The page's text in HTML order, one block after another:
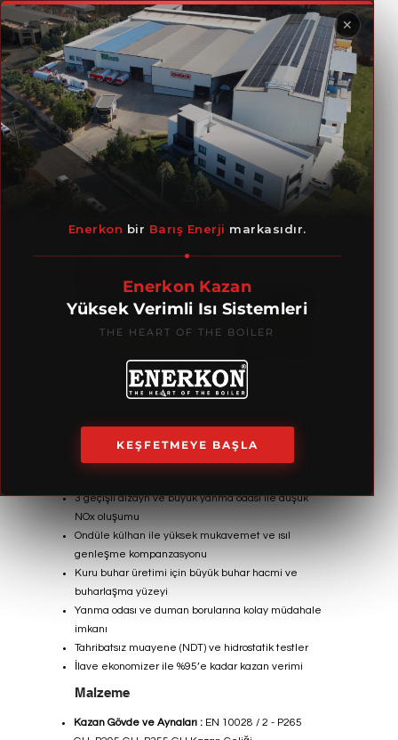
✕
Enerkon bir Barış Enerji markasıdır.
Enerkon Kazan
Yüksek Verimli Isı Sistemleri
THE HEART OF THE BOILER
KEŞFETMEYE BAŞLA
Buhar Kazanı
Dizayn ve İmalat
Yüksek verim, düşük ısıl kayıplar
Isı transferi ve duman gazı basınç düşümüne göre
3 geçişli dizayn ve büyük yanma odası ile düşük
NOx oluşumu
Ondüle külhan ile yüksek mukavemet ve ısıl
genleşme kompanzasyonu
Kuru buhar üretimi için büyük buhar hacmi ve
buharlaşma yüzeyi
Yanma odası ve duman borularına kolay müdahale
imkanı
Tahribatsız muayene (NDT) ve hidrostatik testler
İlave ekonomizer ile %95’e kadar kazan verimi
Malzeme
Kazan Gövde ve Aynaları : EN 10028 / 2 - P265